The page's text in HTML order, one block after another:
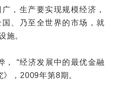
，生产要实现规模经济，
、乃至全世界的市场，就
施。
， “经济发展中的最优金融
，2009年第8期。